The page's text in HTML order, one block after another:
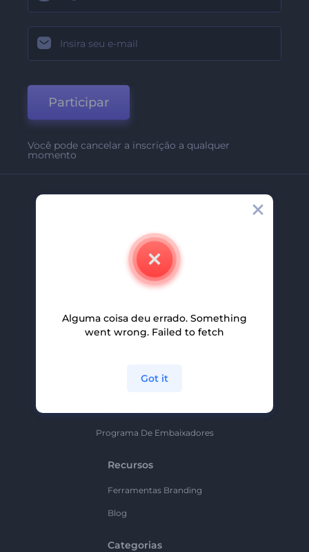
Participar
Você pode cancelar a inscrição a qualquer
momento
Contate-Nos
Carreiras
Programa De Afiliados
Programa De Embaixadores
Recursos
Ferramentas Branding
Blog
Categorias
Alguma coisa deu errado. Something
went wrong. Failed to fetch
Got it